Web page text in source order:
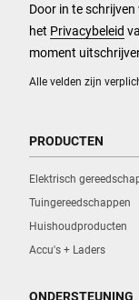
Alle velden zijn
Door in te
het Privacybeleid
moment
PRODUCTEN
Elektrisch
Tuingereedschappen
Huishoudproducten
Accu's + Laders
ONDERSTEUNING